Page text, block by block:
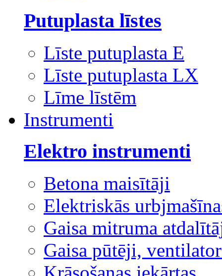
Putuplasta līstes
Līste putuplasta E
Līste putuplasta LX
Līme līstēm
Instrumenti
Elektro instrumenti
Betona maisītāji
Elektriskās
Gaisa mitruma
Gaisa pūtēji,